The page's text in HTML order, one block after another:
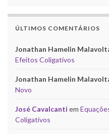
ÚLTIMOS COMENTÁRIOS
Jonathan Hamelin
Efeitos Coligativos
Jonathan Hamelin
Novo
José Cavalcanti em
Coligativos